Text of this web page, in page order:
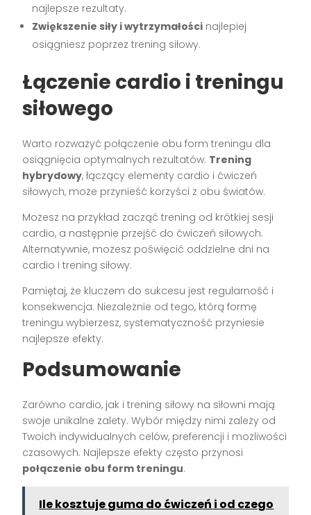
najlepsze rezultaty.
Zwiększenie siły i wytrzymałości najlepiej
osiągniesz poprzez trening siłowy.
Łączenie cardio i treningu
siłowego
Warto rozważyć połączenie obu form treningu dla
osiągnięcia optymalnych rezultatów. Trening
hybrydowy, łączący elementy cardio i ćwiczeń
siłowych, może przynieść korzyści z obu światów.
Możesz na przykład zacząć trening od krótkiej sesji
cardio, a następnie przejść do ćwiczeń siłowych.
Alternatywnie, możesz poświęcić oddzielne dni na
cardio i trening siłowy.
Pamiętaj, że kluczem do sukcesu jest regularność i
konsekwencja. Niezależnie od tego, którą formę
treningu wybierzesz, systematyczność przyniesie
najlepsze efekty.
Podsumowanie
Zarówno cardio, jak i trening siłowy na siłowni mają
swoje unikalne zalety. Wybór między nimi zależy od
Twoich indywidualnych celów, preferencji i możliwości
czasowych. Najlepsze efekty często przynosi
połączenie obu form treningu.
Ile kosztuje guma do ćwiczeń i od czego